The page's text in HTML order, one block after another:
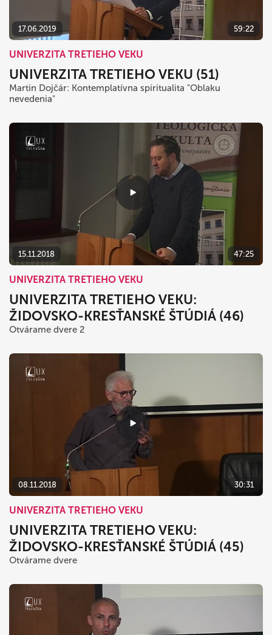
17.06.2019 59:22
UNIVERZITA TRETIEHO VEKU
UNIVERZITA TRETIEHO VEKU (51)
Martin Dojčár: Kontemplatívna spiritualita "Oblaku
nevedenia"
15.11.2018 47:25
UNIVERZITA TRETIEHO VEKU
UNIVERZITA TRETIEHO VEKU:
ŽIDOVSKO-KRESŤANSKÉ ŠTÚDIÁ (46)
Otvárame dvere 2
08.11.2018 30:31
UNIVERZITA TRETIEHO VEKU
UNIVERZITA TRETIEHO VEKU:
ŽIDOVSKO-KRESŤANSKÉ ŠTÚDIÁ (45)
Otvárame dvere